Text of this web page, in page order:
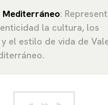
:
la cultura, los
el estilo de vida de